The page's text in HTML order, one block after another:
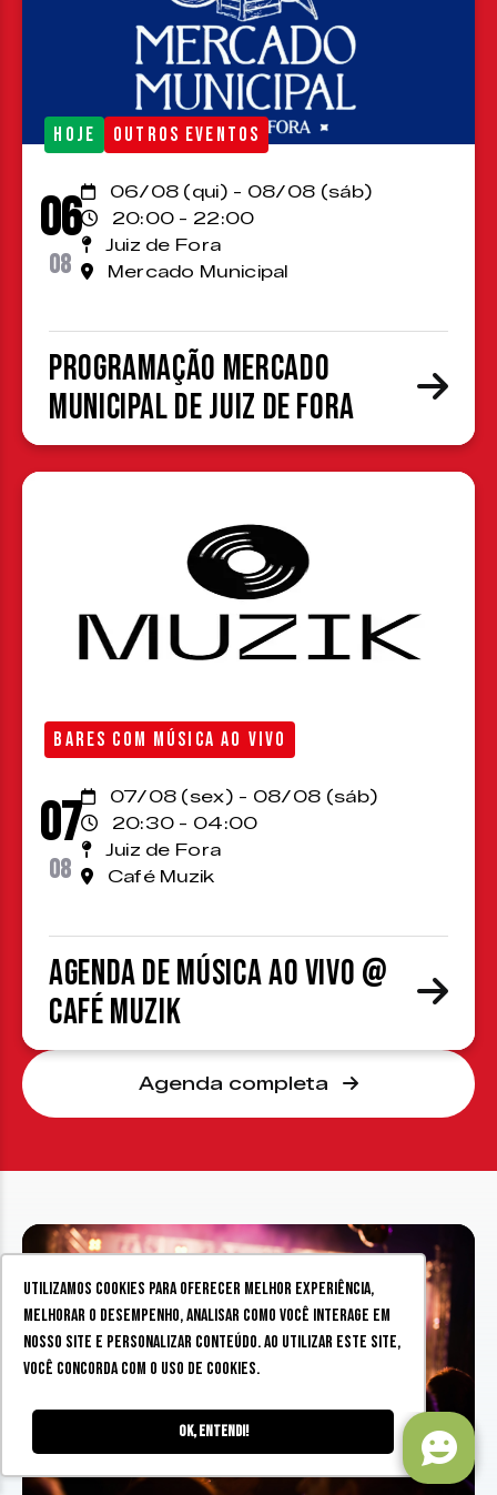
Utilizamos cookies para oferecer melhor experiência,
melhorar o desempenho, analisar como você interage em
nosso site e personalizar conteúdo. Ao utilizar este site,
você concorda com o uso de cookies.
Ok, entendi!
HOJE OUTROS EVENTOS
06
08
06/08 (qui) - 08/08 (sáb)
20:00 - 22:00
Juiz de Fora
Mercado Municipal
Programação Mercado
Municipal de Juiz de Fora
BARES COM MÚSICA AO VIVO
07
08
07/08 (sex) - 08/08 (sáb)
20:30 - 04:00
Juiz de Fora
Café Muzik
Agenda de Música ao Vivo @
Café Muzik
Agenda completa